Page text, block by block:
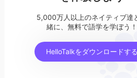
5,000万人以上のネイティブ達
緒に、無料で語学を学ぼう！
HelloTalkをダウンロードする